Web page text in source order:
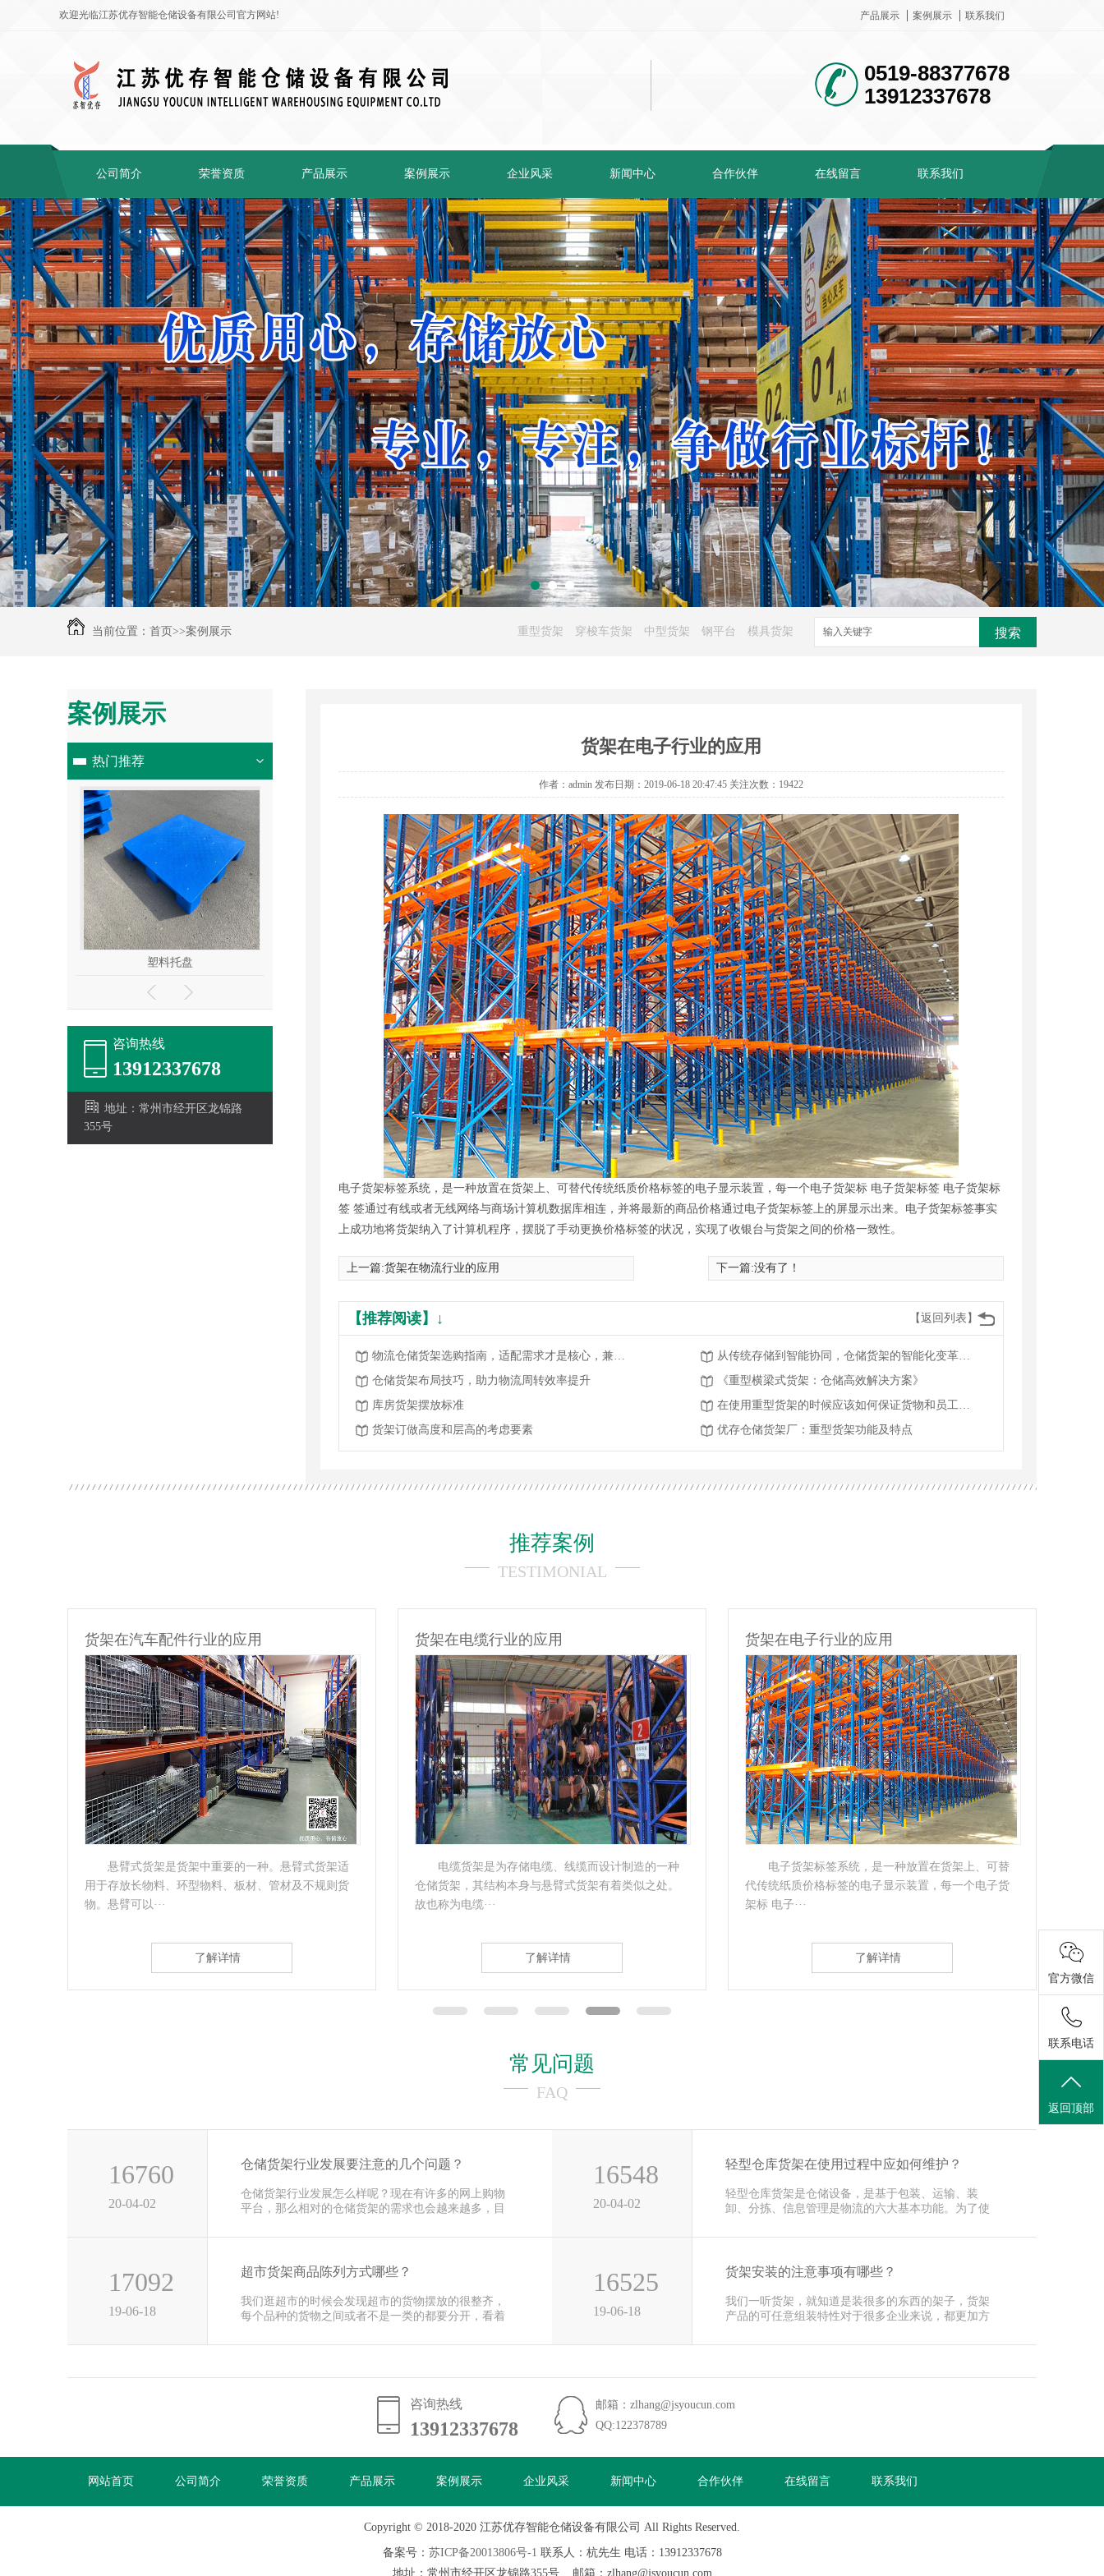
欢迎光临江苏优存智能仓储设备有限公司官方网站! 产品展示 案例展示 联系我们
0519-88377678
13912337678
公司简介 荣誉资质 产品展示 案例展示 企业风采 新闻中心 合作伙伴 在线留言 联系我们
1 2 3
当前位置： 首页 >>案例展示 搜索
重型货架 穿梭车货架 中型货架 钢平台 模具货架
案例展示
热门推荐
塑料托盘 重型货架带层板
咨询热线
13912337678
地址：常州市经开区龙锦路
355号
货架在电子行业的应用
作者：admin 发布日期：2019-06-18 20:47:45 关注次数：19422
电子货架标签系统，是一种放置在货架上、可替代传统纸质价格标签的电子显示装置，每一个电子货架标 电子货架标签 电子货架标
签 签通过有线或者无线网络与商场计算机数据库相连，并将最新的商品价格通过电子货架标签上的屏显示出来。电子货架标签事实
上成功地将货架纳入了计算机程序，摆脱了手动更换价格标签的状况，实现了收银台与货架之间的价格一致性。
上一篇:货架在物流行业的应用 下一篇:没有了！
【返回列表】
【推荐阅读】↓
物流仓储货架选购指南，适配需求才是核心，兼顾高效与安全
从传统存储到智能协同，仓储货架的智能化变革赋能物流升级
仓储货架布局技巧，助力物流周转效率提升
《重型横梁式货架：仓储高效解决方案》
库房货架摆放标准
在使用重型货架的时候应该如何保证货物和员工的安全
货架订做高度和层高的考虑要素
优存仓储货架厂：重型货架功能及特点
推荐案例
TESTIMONIAL
货架在汽车配件行业的应用
悬臂式货架是货架中重要的一种。悬臂式货架适
用于存放长物料、环型物料、板材、管材及不规则货
物。悬臂可以···
了解详情
货架在电缆行业的应用
电缆货架是为存储电缆、线缆而设计制造的一种
仓储货架，其结构本身与悬臂式货架有着类似之处。
故也称为电缆···
了解详情
货架在电子行业的应用
电子货架标签系统，是一种放置在货架上、可替
代传统纸质价格标签的电子显示装置，每一个电子货
架标 电子···
了解详情
常见问题
FAQ
16760
20-04-02
仓储货架行业发展要注意的几个问题？
仓储货架行业发展怎么样呢？现在有许多的网上购物
平台，那么相对的仓储货架的需求也会越来越多，目
16548
20-04-02
轻型仓库货架在使用过程中应如何维护？
轻型仓库货架是仓储设备，是基于包装、运输、装
卸、分拣、信息管理是物流的六大基本功能。为了使
17092
19-06-18
超市货架商品陈列方式哪些？
我们逛超市的时候会发现超市的货物摆放的很整齐，
每个品种的货物之间或者不是一类的都要分开，看着
16525
19-06-18
货架安装的注意事项有哪些？
我们一听货架，就知道是装很多的东西的架子，货架
产品的可任意组装特性对于很多企业来说，都更加方
咨询热线
13912337678
13912337678
邮箱：zlhang@jsyoucun.com
QQ:122378789
网站首页 公司简介 荣誉资质 产品展示 案例展示 企业风采 新闻中心 合作伙伴 在线留言 联系我们
Copyright © 2018-2020 江苏优存智能仓储设备有限公司 All Rights Reserved.
备案号： 苏ICP备20013806号-1 联系人：杭先生 电话：13912337678
地址：常州市经开区龙锦路355号 邮箱：zlhang@jsyoucun.com
官方微信
联系电话
返回顶部